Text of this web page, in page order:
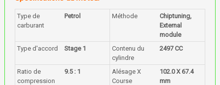
Type de
carburant
Petrol Méthode
Chiptuning,
External
module
Type d'accord
Stage 1
Contenu du
cylindre
2497 CC
Ratio de
compression
9.5 : 1
Alésage X
Course
102.0 X 67.4
mm